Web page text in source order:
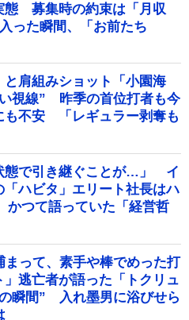
態 募集時の約束は「月収
った瞬間、「お前たち
と肩組みショット「小園海
視線” 昨季の首位打者も今
も不安 「レギュラー剥奪も
態で引き継ぐことが…」 イ
ハビタ」エリート社長はハ
つて語っていた「経営哲
まって、素手や棒でめった打
逃亡者が語った「トクリュ
瞬間” 入れ墨男に浴びせら